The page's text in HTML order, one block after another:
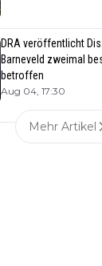
DRA veröffentlicht
Barneveld zweimal
betroffen
Aug 04, 17:30
Mehr Artikel